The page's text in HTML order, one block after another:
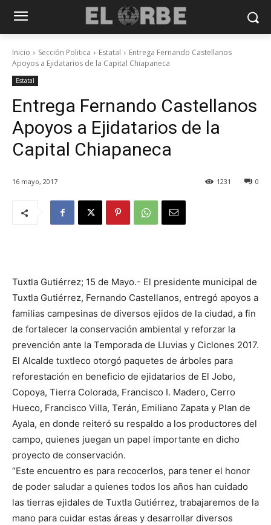
Inicio Sección Politica Estatal
Entrega Fernando Castellanos
Apoyos a Ejidatarios de la Capital Chiapaneca
Estatal
Entrega Fernando Castellanos
Apoyos a Ejidatarios de la
Capital Chiapaneca
16 mayo, 2017 0
1231
Tuxtla Gutiérrez; 15 de Mayo.- El presidente municipal de
Tuxtla Gutiérrez, Fernando Castellanos, entregó apoyos a
familias campesinas de diversos ejidos de la ciudad, a fin
de fortalecer la conservación ambiental y reforzar la
prevención ante la Temporada de Lluvias y Ciclones 2017.
El Alcalde tuxtleco otorgó paquetes de árboles para
reforestación en beneficio de ejidatarios de El Jobo,
Copoya, Tierra Colorada, Francisco I. Madero, Cerro
Hueco, Francisco Villa, Terán, Emiliano Zapata y Plan de
Ayala, en donde reiteró su respaldo a los productores del
campo, quienes juegan un papel importante en dicho
proyecto de conservación.
“Este encuentro es para recocerlos, para tener el honor
de poder saludar a quienes todos los años han cuidado
las tierras ejidales de Tuxtla Gutiérrez, trabajaremos de la
mano para cuidar estas áreas y desarrollar diversos